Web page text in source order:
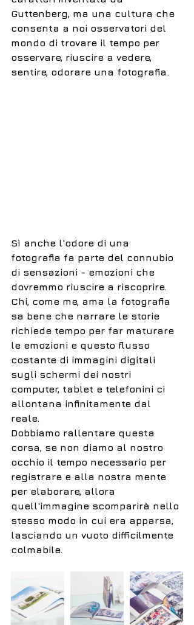
Guttenberg, ma una cultura che
consenta a noi osservatori del
mondo di trovare il tempo per
osservare, riuscire a vedere,
sentire, odorare una fotografia.
Sì anche l'odore di una
fotografia fa parte del connubio
di sensazioni - emozioni che
dovremmo riuscire a riscoprire.
Chi, come me, ama la fotografia
sa bene che narrare le storie
richiede tempo per far maturare
le emozioni e questo flusso
costante di immagini digitali
sugli schermi dei nostri
computer, tablet e telefonini ci
allontana infinitamente dal
reale.
Dobbiamo rallentare questa
corsa, se non diamo al nostro
occhio il tempo necessario per
registrare e alla nostra mente
per elaborare, allora
quell'immagine scomparirà nello
stesso modo in cui era apparsa,
lasciando un vuoto difficilmente
colmabile.